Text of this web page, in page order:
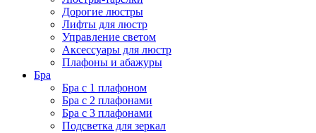
Дорогие люстры
Лифты для люстр
Управление светом
Аксессуары для люстр
Плафоны и абажуры
Бра
Бра с 1 плафоном
Бра с 2 плафонами
Бра с 3 плафонами
Подсветка для зеркал